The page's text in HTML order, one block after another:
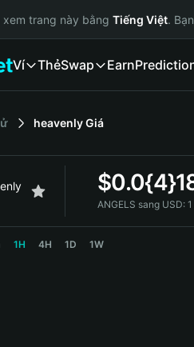
xem trang này bằng Tiếng Việt.
Ví ThẻSwap Earn
heavenlyGiá
$
ANGELS sang USD:
1H 4H 1D 1W